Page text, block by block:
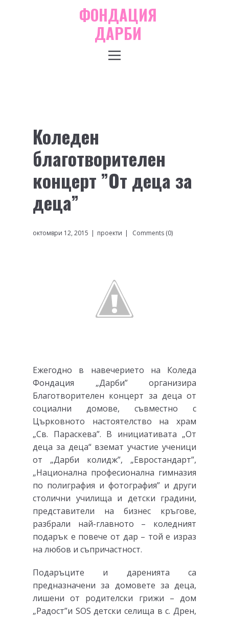
ФОНДАЦИЯ
ДАРБИ
Коледен
благотворителен
концерт ”От деца за
деца”
октомври 12, 2015 проекти Comments (0)
Ежегодно в навечерието на Коледа
Фондация „Дарби” организира
Благотворителен концерт за деца от
социални домове, съвместно с
Църковното настоятелство на храм
„Св. Параскева”. В инициативата „От
деца за деца“ вземат участие ученици
от „Дарби колидж”, „Евростандарт”,
„Национална професионална гимназия
по полиграфия и фотография” и други
столични училища и детски градини,
представители на бизнес кръгове,
разбрали най-главното – коледният
подарък е повече от дар – той е израз
на любов и съпричастност.
Подаръците и даренията са
предназначени за домовете за деца,
лишени от родителски грижи – дом
„Радост”и SOS детски селища в с. Дрен,